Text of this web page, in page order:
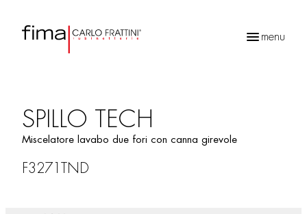
menu
SPILLO TECH
Miscelatore lavabo due fori con canna girevole
F3271TND